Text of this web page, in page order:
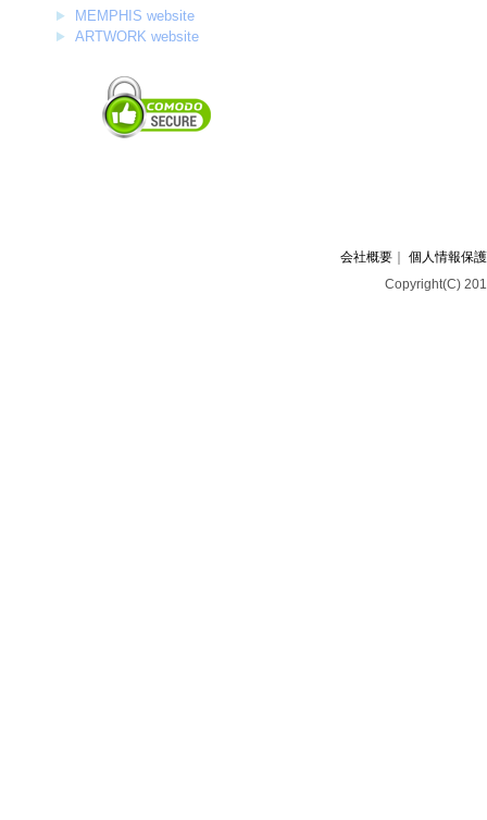
MEMPHIS website
ARTWORK website
会社概要 ｜
個人情報保
Copyright(C)